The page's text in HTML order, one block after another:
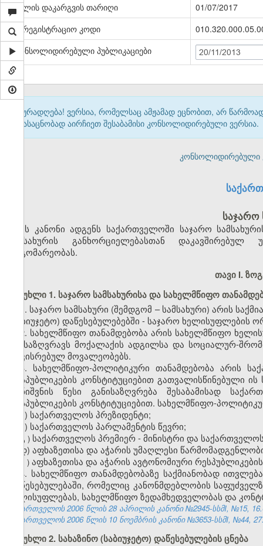
ძალის დაკარგვის თარიღი
01/07/2017
სარეგისტრაციო კოდი
კონსოლიდირებული პუბლიკაციები
20/11/2013
ყურადღება! ვერსია, რომელსაც ამჟამად ეცნობით, არ
გასაცნობად აირჩიეთ შესაბამისი კონსოლიდირებული ვერსია.
კონსოლიდირებული
საჯარო
ეს კანონი ადგენს საქართველოში საჯარო
სამსახურის განხორციელებასთან
მდგომარეობას.
თავი I.
მუხლი 1. საჯარო სამსახურისა და სახელმწიფო
1. საჯარო სამსახური (შემდგომ – სამსახური) არის
(საბიუჯეტო) დაწესებულებებში - საჯარო ხელისუფლების
2. სახელმწიფო თანამდებობა არის სახელმწიფო
განსაზღვრავს მოქალაქის ადგილსა და სოციალურ-
დაკისრებულ მოვალეობებს.
3. სახელმწიფო-პოლიტიკური თანამდებობა არის
რესპუბლიკების კონსტიტუციებით გათვალისწინებული
დანიშვნის წესი განისაზღვრება შესაბამისად
რესპუბლიკების კონსტიტუციებით. სახელმწიფო-
ა) საქართველოს პრეზიდენტი;
ბ) საქართველოს პარლამენტის წევრი;
გ ) საქართველოს პრემიერ-მინისტრი და
დ) აფხაზეთისა და აჭარის უმაღლესი
) აფხაზეთისა და აჭარის ავტონომიური რესპუბლიკების
4. სახელმწიფო თანამდებობაზე საქმიანობად
დაწესებულებაში, რომელიც კანონმდებლობის
ხელისუფლებას, სახელმწიფო ზედამხედველობას და
საქართველოს 2006 წლის 28 აპრილის კანონი №2945-სსმI, №15,
საქართველოს 2006 წლის 10 ნოემბრის კანონი №3653-სსმI, №44,
მუხლი 2. სახაზინო (საბიუჯეტო) დაწესებულების ცნება